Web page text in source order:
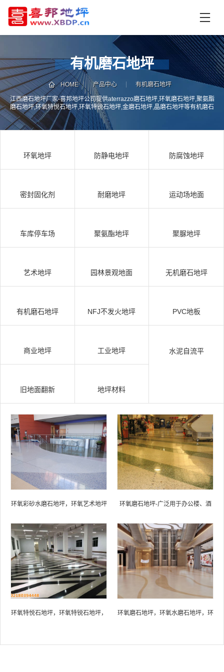
页
中
心
技
术
支
持
资
讯
中
例
咨
有机磨石地坪
HOME 产品中心 有机磨石地坪
江西磨石地坪厂家-喜邦地坪公司提供aterrazzo磨石地坪,环氧磨石地坪,聚氨酯
磨石地坪,环氧特悦石地坪,环氧特锐石地坪,金磨石地坪,晶磨石地坪等有机磨石
地坪的施工承包服务
环氧地坪 防静电地坪 防腐蚀地坪
密封固化剂 耐磨地坪 运动场地面
车库停车场 聚氨酯地坪 聚脲地坪
艺术地坪 园林景观地面 无机磨石地坪
有机磨石地坪 NFJ不发火地坪 PVC地板
商业地坪 工业地坪 水泥自流平
旧地面翻新 地坪材料
环氧彩砂水磨石地坪，环氧艺术地坪 环氧磨石地坪-广泛用于办公楼、酒
环氧特悦石地坪，环氧特锐石地坪， 环氧磨石地坪，环氧水磨石地坪，环